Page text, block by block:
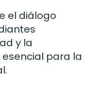
el diálogo
y la
esencial para la